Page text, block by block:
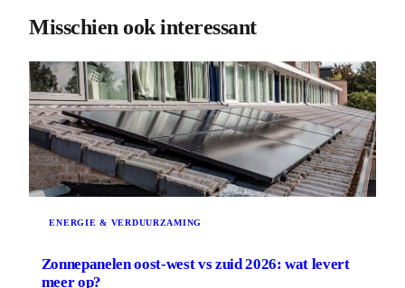
Misschien ook interessant
ENERGIE & VERDUURZAMING
Zonnepanelen oost-west vs zuid 2026: wat levert
meer op?